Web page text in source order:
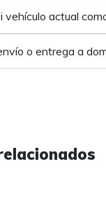
vehículo actual
o entrega a